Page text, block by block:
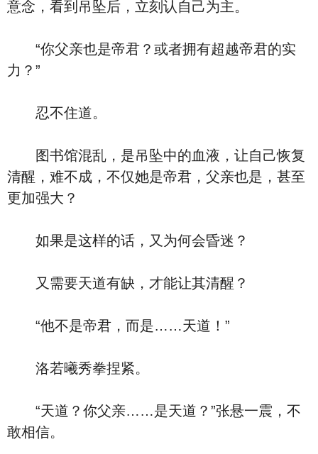
意念，看到吊坠后，立刻认自己为主。
“你父亲也是帝君？或者拥有超越帝君的实
力？”
忍不住道。
图书馆混乱，是吊坠中的血液，让自己恢复
清醒，难不成，不仅她是帝君，父亲也是，甚至
更加强大？
如果是这样的话，又为何会昏迷？
又需要天道有缺，才能让其清醒？
“他不是帝君，而是……天道！”
洛若曦秀拳捏紧。
“天道？你父亲……是天道？”张悬一震，不
敢相信。